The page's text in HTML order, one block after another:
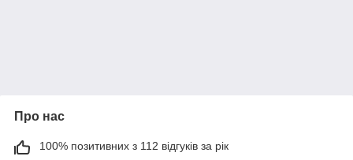
Про нас
100% позитивних з 112 відгуків за рік